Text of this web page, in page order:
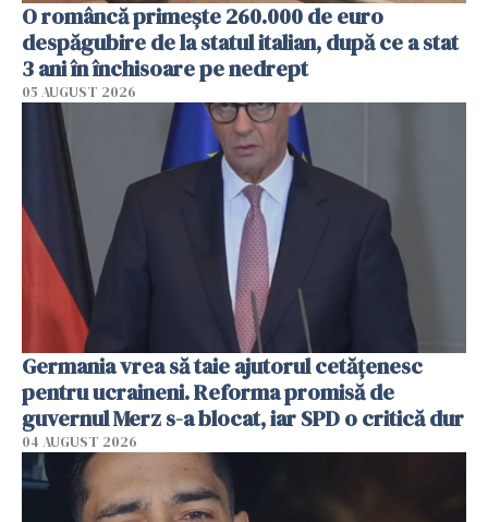
O româncă primește 260.000 de euro
despăgubire de la statul italian, după ce a stat
3 ani în închisoare pe nedrept
05 AUGUST 2026
Germania vrea să taie ajutorul cetățenesc
pentru ucraineni. Reforma promisă de
guvernul Merz s-a blocat, iar SPD o critică dur
04 AUGUST 2026